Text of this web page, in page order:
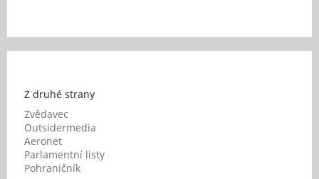
Z druhé strany
Zvědavec
Outsidermedia
Aeronet
Parlamentní listy
Pohraničník